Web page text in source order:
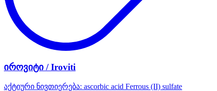
იროვიტი / Iroviti
აქტიური ნივთიერება: ascorbic acid Ferrous (II) sulfate